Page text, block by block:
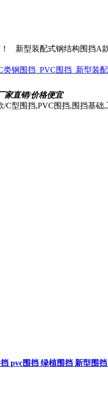
新型装配式钢结构围挡A
家直销/价格便宜
C型围挡,PVC围挡,围挡基础,
pvc围挡 绿植围挡 新型围挡